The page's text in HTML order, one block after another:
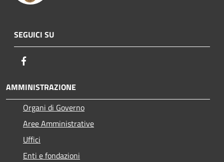
SEGUICI SU
AMMINISTRAZIONE
Organi di Governo
Aree Amministrative
Uffici
Enti e fondazioni